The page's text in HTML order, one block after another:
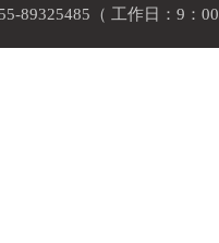
89325485（ 工作日：9：